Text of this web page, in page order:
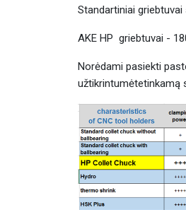
Standartiniai
AKE HP griebtuvai -
Norėdami pasiekti
užtikrintumėtetinkamą